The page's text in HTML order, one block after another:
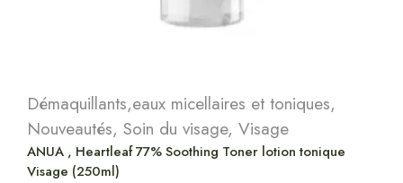
Démaquillants,eaux micellaires et toniques,
Nouveautés, Soin du visage, Visage
ANUA , Heartleaf 77% Soothing Toner lotion tonique
Visage (250ml)